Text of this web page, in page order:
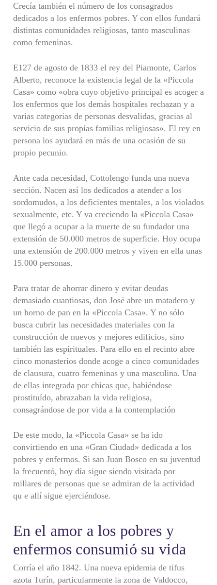
Crecía también el número de los consagrados
dedicados a los enfermos pobres. Y con ellos fundará
distintas comu­nidades religiosas, tanto masculinas
como femeninas.
E127 de agosto de 1833 el rey del Piamonte, Carlos
Alberto, reconoce la existencia legal de la «Piccola
Casa» como «obra cuyo objetivo principal es acoger a
los enfermos que los demás hospitales rechazan y a
varias categorías de personas desvalidas, gracias al
servicio de sus propias familias religiosas». El rey en
persona los ayudará en más de una ocasión de su
propio pecunio.
Ante cada necesidad, Cottolengo funda una nueva
sección. Nacen así los dedicados a atender a los
sordomudos, a los deficientes mentales, a los violados
sexualmente, etc. Y va creciendo la «Piccola Casa»
que llegó a ocupar a la muerte de su fundador una
extensión de 50.000 metros de superficie. Hoy ocupa
una extensión de 200.000 metros y viven en ella unas
15.000 personas.
Para tratar de ahorrar dinero y evitar deudas
demasiado cuantiosas, don José abre un matadero y
un horno de pan en la «Piccola Casa». Y no sólo
busca cubrir las necesidades materiales con la
construcción de nuevos y mejores edificios, sino
también las espirituales. Para ello en el recinto abre
cinco monasterios donde acoge a cinco comunidades
de clausura, cuatro femeninas y una masculina. Una
de ellas integrada por chicas que, habiéndose
prostituído, abrazaban la vida religiosa,
consagrándose de por vida a la contemplación
De este modo, la «Piccola Casa» se ha ido
convirtiendo en una «Gran Ciudad» dedicada a los
pobres y enfermos. Si san Juan Bosco en su juventud
la frecuentó, hoy día sigue siendo visitada por
millares de personas que se admiran de la actividad
qu e allí sigue ejerciéndose.
En el amor a los pobres y
enfermos consumió su vida
Corría el año 1842. Una nueva epidemia de tifus
azota Turín, particularmente la zona de Valdocco,